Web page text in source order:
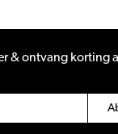
& ontvang korting